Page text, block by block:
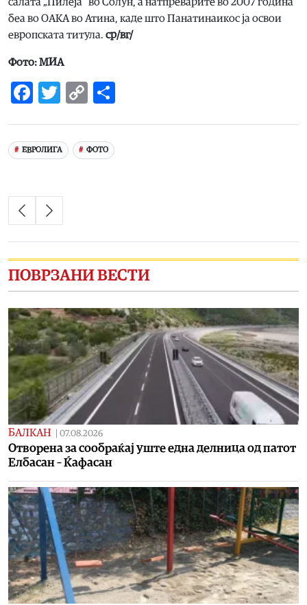
беа во ОАКА во Атина, каде што Панатинаикос ја освои
европската титула. ср/вг/
Фото: МИА
Facebook
Twitter
Copy
ЕВРОЛИГА ФОТО
ПОВРЗАНИ ВЕСТИ
БАЛКАН | 07.08.2026
Отворена за сообраќај уште една делница од патот
Елбасан – Ќафасан